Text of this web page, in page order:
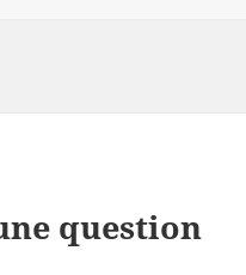
question